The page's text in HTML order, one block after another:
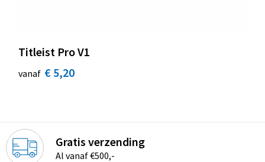
Titleist Pro V1
vanaf € 5,20
Gratis verzending
Al vanaf €500,-